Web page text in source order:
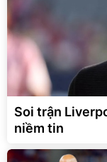
Soi trận
niềm tin